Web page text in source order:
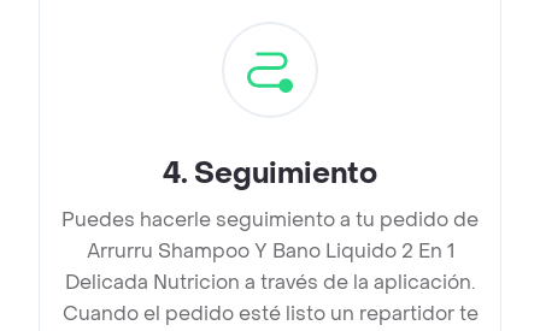
4. Seguimiento
Puedes hacerle seguimiento a tu pedido de
Arrurru Shampoo Y Bano Liquido 2 En 1
Delicada Nutricion a través de la aplicación.
Cuando el pedido esté listo un repartidor te